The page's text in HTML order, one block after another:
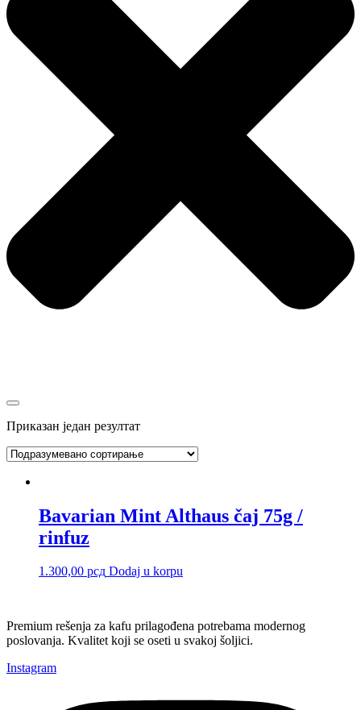
Приказан један резултат
Bavarian Mint Althaus čaj 75g /
rinfuz
1.300,00 рсд Dodaj u korpu
Premium rešenja za kafu prilagođena potrebama modernog
poslovanja. Kvalitet koji se oseti u svakoj šoljici.
Instagram